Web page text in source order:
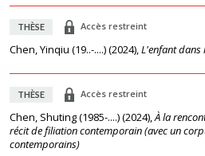
THÈSE Accès restreint
Chen, Yinqiu (19..-....)(2024),L'enfant dans
THÈSE Accès restreint
Chen, Shuting (1985-....)(2024),À la
récit de filiation contemporain (avec un
contemporains)